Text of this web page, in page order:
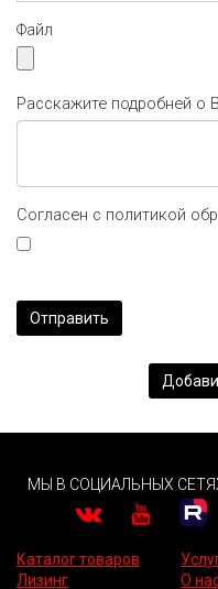
Файл
Расскажите подробней о
Согласен с политикой
Отправить
МЫ В СОЦИАЛЬНЫХ
Каталог товаров
Лизинг
О